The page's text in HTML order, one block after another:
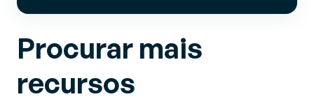
Procurar mais
recursos